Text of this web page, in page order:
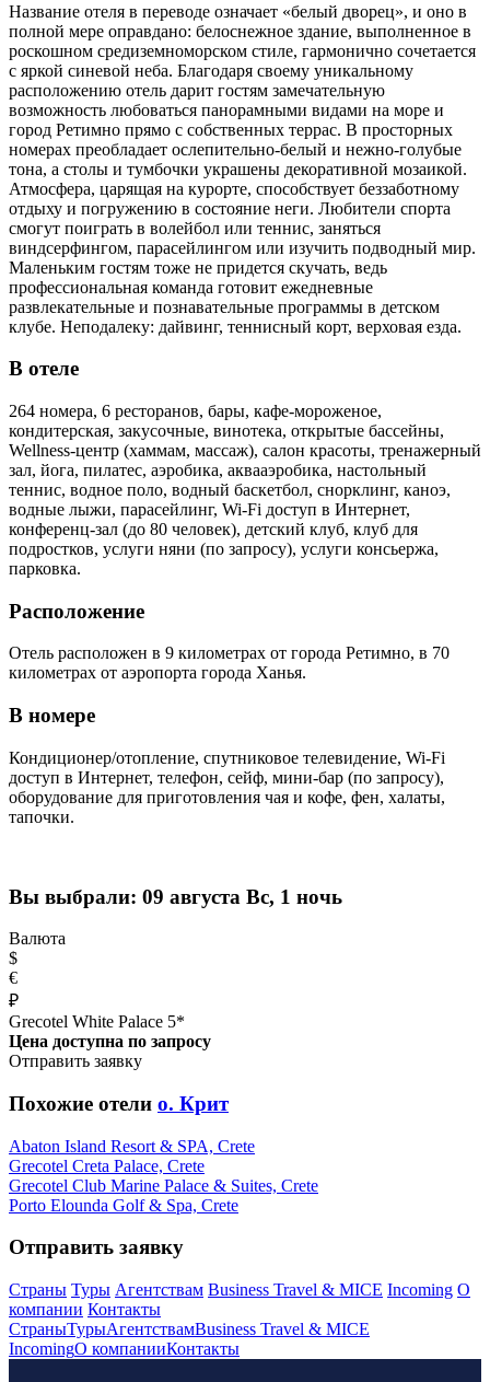
Название отеля в переводе означает «белый дворец», и оно в
полной мере оправдано: белоснежное здание, выполненное в
роскошном средиземноморском стиле, гармонично сочетается
с яркой синевой неба. Благодаря своему уникальному
расположению отель дарит гостям замечательную
возможность любоваться панорамными видами на море и
город Ретимно прямо с собственных террас. В просторных
номерах преобладает ослепительно-белый и нежно-голубые
тона, а столы и тумбочки украшены декоративной мозаикой.
Атмосфера, царящая на курорте, способствует беззаботному
отдыху и погружению в состояние неги. Любители спорта
смогут поиграть в волейбол или теннис, заняться
виндсерфингом, парасейлингом или изучить подводный мир.
Маленьким гостям тоже не придется скучать, ведь
профессиональная команда готовит ежедневные
развлекательные и познавательные программы в детском
клубе. Неподалеку: дайвинг, теннисный корт, верховая езда.
В отеле
264 номера, 6 ресторанов, бары, кафе-мороженое,
кондитерская, закусочные, винотека, открытые бассейны,
Wellness-центр (хаммам, массаж), салон красоты, тренажерный
зал, йога, пилатес, аэробика, аквааэробика, настольный
теннис, водное поло, водный баскетбол, снорклинг, каноэ,
водные лыжи, парасейлинг, Wi-Fi доступ в Интернет,
конференц-зал (до 80 человек), детский клуб, клуб для
подростков, услуги няни (по запросу), услуги консьержа,
парковка.
Расположение
Отель расположен в 9 километрах от города Ретимно, в 70
километрах от аэропорта города Ханья.
В номере
Кондиционер/отопление, спутниковое телевидение, Wi-Fi
доступ в Интернет, телефон, сейф, мини-бар (по запросу),
оборудование для приготовления чая и кофе, фен, халаты,
тапочки.
Вы выбрали: 09 августа Вс, 1 ночь
Валюта
$
€
₽
Grecotel White Palace 5*
Цена доступна по запросу
Отправить заявку
Похожие отели о. Крит
Abaton Island Resort & SPA, Crete
Grecotel Creta Palace, Crete
Grecotel Club Marine Palace & Suites, Crete
Porto Elounda Golf & Spa, Crete
Отправить заявку
Страны Туры Агентствам Business Travel & MICE Incoming О
компании Контакты
СтраныТурыАгентствамBusiness Travel & MICE
IncomingО компанииКонтакты